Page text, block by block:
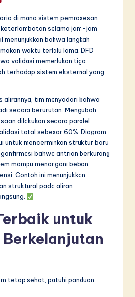
di mana sistem pemrosesan
keterlambatan selama jam-jam
menunjukkan bahwa langkah
waktu terlalu lama. DFD
validasi memerlukan tiga
terhadap sistem eksternal yang
alirannya, tim menyadari bahwa
secara berurutan. Mengubah
dilakukan secara paralel
total sebesar 60%. Diagram
untuk mencerminkan struktur baru
bahwa antrian berkurang
mampu menangani beban
Contoh ini menunjukkan
struktural pada aliran
untuk
tetap sehat, patuhi panduan